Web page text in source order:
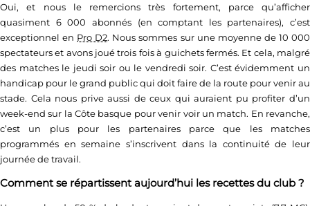
Oui, et nous le remercions très fortement, parce qu’afficher
quasiment 6 000 abonnés (en comptant les partenaires), c’est
exceptionnel en Pro D2. Nous sommes sur une moyenne de 10 000
spectateurs et avons joué trois fois à guichets fermés. Et cela, malgré
des matches le jeudi soir ou le vendredi soir. C’est évidemment un
handicap pour le grand public qui doit faire de la route pour venir au
stade. Cela nous prive aussi de ceux qui auraient pu profiter d’un
week-end sur la Côte basque pour venir voir un match. En revanche,
c’est un plus pour les partenaires parce que les matches
programmés en semaine s’inscrivent dans la continuité de leur
journée de travail.
Comment se répartissent aujourd’hui les recettes du club ?